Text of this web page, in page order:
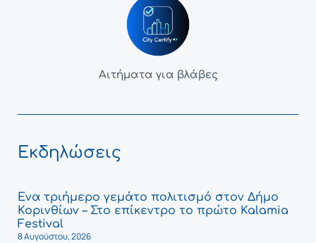
Αιτήματα για βλάβες
Εκδηλώσεις
Ένα τριήμερο γεμάτο πολιτισμό στον Δήμο
Κορινθίων – Στο επίκεντρο το πρώτο Kalamia
Festival
8 Αυγούστου, 2026